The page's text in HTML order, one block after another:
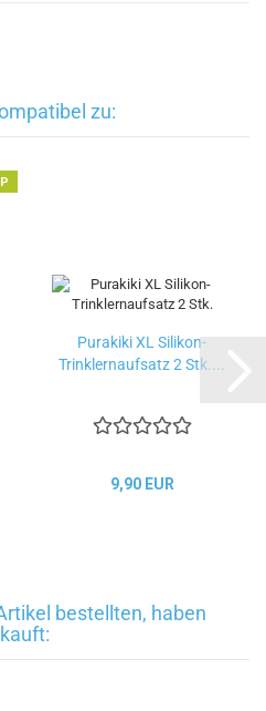
zu:
Purakiki XL Silikon-
Trinklernaufsatz 2 Stk....
9,90 EUR
bestellten, haben